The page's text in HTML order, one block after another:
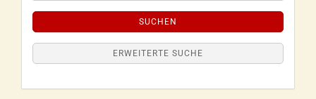
SUCHEN
ERWEITERTE SUCHE